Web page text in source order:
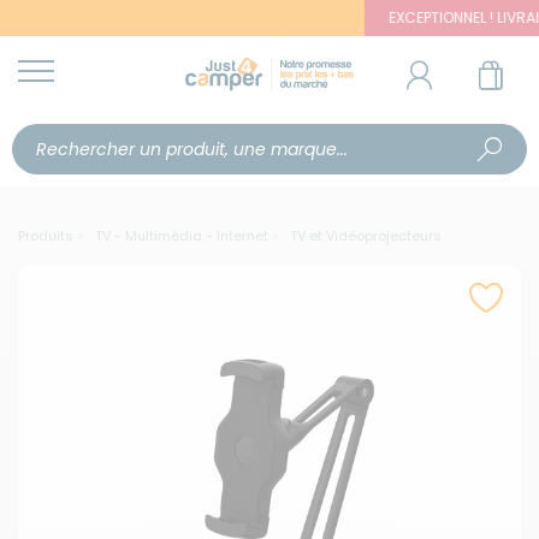
EXCEPTIONNEL ! LIVRAISON
Produits TV - Multimédia - Internet TV et Vidéoprojecteurs